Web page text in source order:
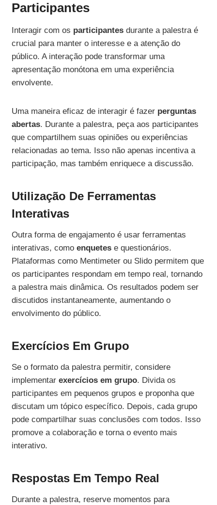
Participantes
Interagir com os participantes durante a palestra é
crucial para manter o interesse e a atenção do
público. A interação pode transformar uma
apresentação monótona em uma experiência
envolvente.
Uma maneira eficaz de interagir é fazer perguntas
abertas. Durante a palestra, peça aos participantes
que compartilhem suas opiniões ou experiências
relacionadas ao tema. Isso não apenas incentiva a
participação, mas também enriquece a discussão.
Utilização De Ferramentas
Interativas
Outra forma de engajamento é usar ferramentas
interativas, como enquetes e questionários.
Plataformas como Mentimeter ou Slido permitem que
os participantes respondam em tempo real, tornando
a palestra mais dinâmica. Os resultados podem ser
discutidos instantaneamente, aumentando o
envolvimento do público.
Exercícios Em Grupo
Se o formato da palestra permitir, considere
implementar exercícios em grupo. Divida os
participantes em pequenos grupos e proponha que
discutam um tópico específico. Depois, cada grupo
pode compartilhar suas conclusões com todos. Isso
promove a colaboração e torna o evento mais
interativo.
Respostas Em Tempo Real
Durante a palestra, reserve momentos para